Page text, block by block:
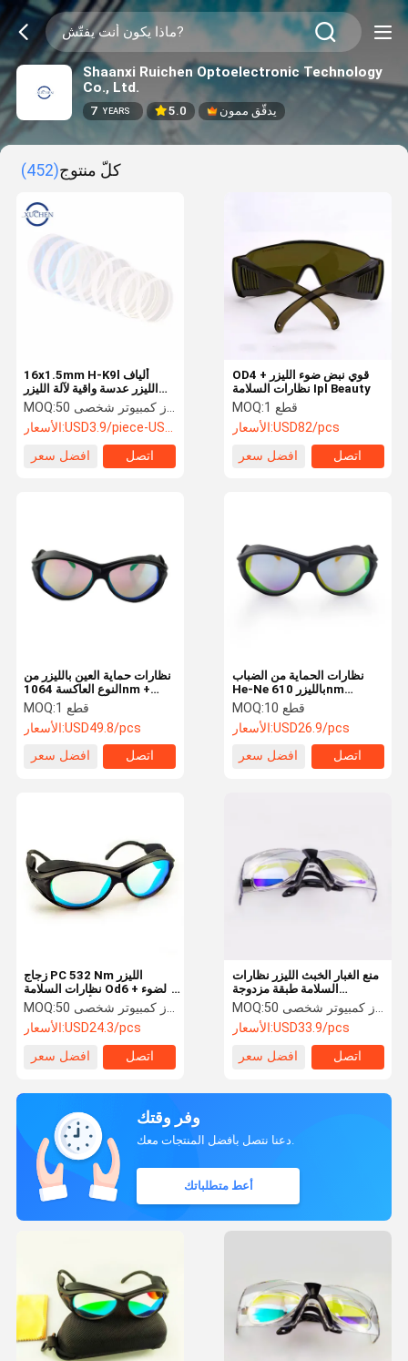
Shaanxi Ruichen Optoelectronic Technology
Co., Ltd.
7 YEARS 5.0 يدقّق ممون
كلّ منتوج(452)
16x1.5mm H-K9l ألياف
الليزر عدسة واقية لآلة الليزر
1550nm
MOQ:
50 جهاز كمبيوتر شخصى
الأسعار:USD3.9/piece-USD1.9/piece
افضل سعر
اتصل
OD4 + قوي نبض ضوء الليزر
نظارات السلامة Ipl Beauty
MOQ:
1 قطع
الأسعار:USD82/pcs
افضل سعر
اتصل
نظارات حماية العين بالليزر من
النوع العاكسة 1064nm +
532nm CE المعتمدة
MOQ:
1 قطع
الأسعار:USD49.8/pcs
افضل سعر
اتصل
نظارات الحماية من الضباب
He-Ne بالليزر 610nm
635nm 650nm Red
MOQ:
10 قطع
الأسعار:USD26.9/pcs
افضل سعر
اتصل
زجاج PC 532 Nm الليزر
نظارات السلامة Od6 + الضوء
الأخضر العاكسة
MOQ:
50 جهاز كمبيوتر شخصى
الأسعار:USD24.3/pcs
افضل سعر
اتصل
منع الغبار الخبث الليزر نظارات
السلامة طبقة مزدوجة
1064nm
MOQ:
50 جهاز كمبيوتر شخصى
الأسعار:USD33.9/pcs
افضل سعر
اتصل
وفر وقتك
أعط متطلباتك